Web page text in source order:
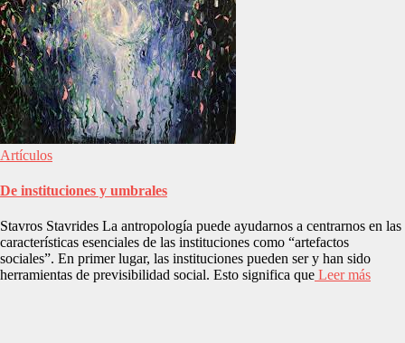
Artículos
De instituciones y umbrales
Stavros Stavrides La antropología puede ayudarnos a centrarnos en las
características esenciales de las instituciones como “artefactos
sociales”. En primer lugar, las instituciones pueden ser y han sido
herramientas de previsibilidad social. Esto significa que Leer más